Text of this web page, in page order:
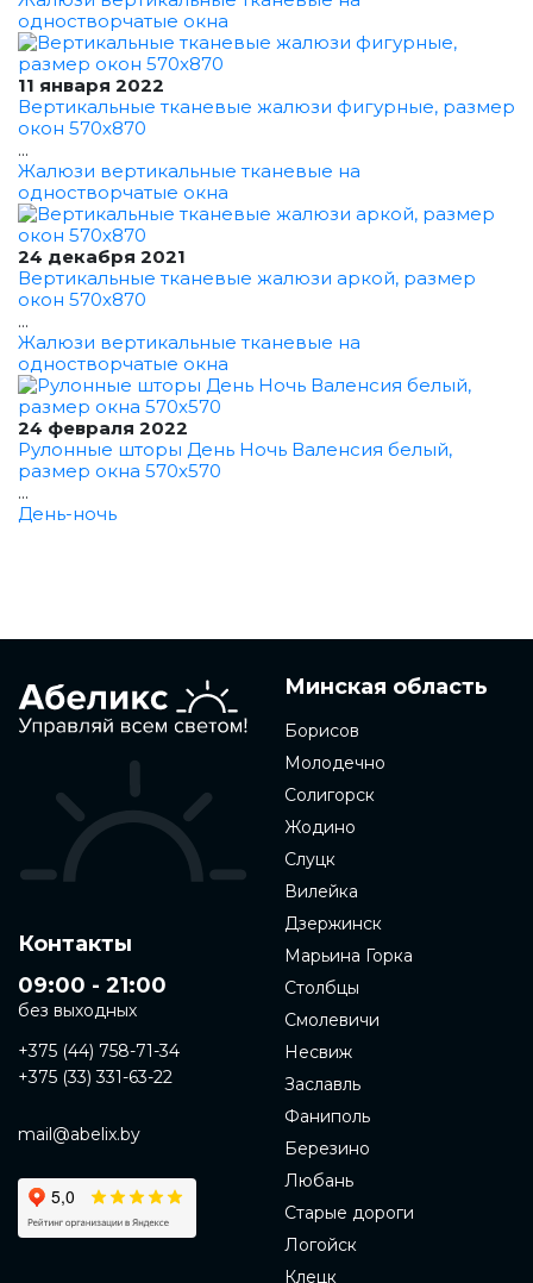
одностворчатые окна
11 января 2022
Вертикальные тканевые жалюзи фигурные, размер
окон 570x870
...
Жалюзи вертикальные тканевые на
одностворчатые окна
24 декабря 2021
Вертикальные тканевые жалюзи аркой, размер
окон 570x870
...
Жалюзи вертикальные тканевые на
одностворчатые окна
24 февраля 2022
Рулонные шторы День Ночь Валенсия белый,
размер окна 570x570
...
День-ночь
Контакты
09:00 - 21:00
без выходных
+375 (44) 758-71-34
+375 (33) 331-63-22
mail@abelix.by
Минская область
Борисов
Молодечно
Солигорск
Жодино
Слуцк
Вилейка
Дзержинск
Марьина Горка
Столбцы
Смолевичи
Несвиж
Заславль
Фаниполь
Березино
Любань
Старые дороги
Логойск
Клецк